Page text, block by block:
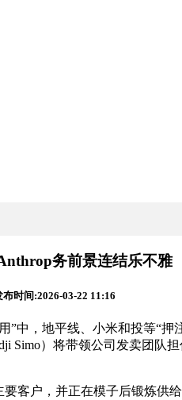
务前景连结乐不雅
布时间:2026-03-22 11:16
，地平线、小米和投等“押
Simo）将带领公司发卖团队
户，并正在模子后锻炼供